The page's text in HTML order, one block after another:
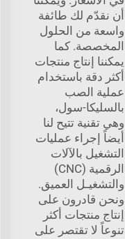
أن نقدّم لك طائفة
واسعة من الحلول
المخصصة. كما
يمكننا إنتاج منتجات
أكثر دقة باستخدام
عملية الصب
بالسليكا-سول،
وهي تقنية تتيح لنا
أيضاً إجراء عمليات
التشغيل بالآلات
الرقمية (CNC)
والتشغيـل العميق.
ونحن قادرون على
إنتاج منتجات أكثر
تنوعاً لا تقتصر على